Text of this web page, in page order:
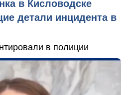
в Кисловодске
детали инцидента в
в полиции